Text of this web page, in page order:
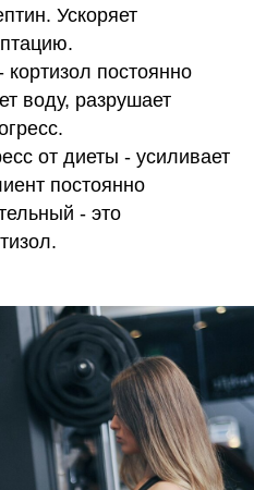
Ускоряет
кортизол постоянно
воду, разрушает
от диеты - усиливает
постоянно
- это